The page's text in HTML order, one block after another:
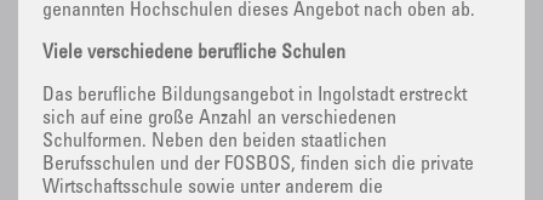
genannten Hochschulen dieses Angebot nach oben ab.
Viele verschiedene berufliche Schulen
Das berufliche Bildungsangebot in Ingolstadt erstreckt
sich auf eine große Anzahl an verschiedenen
Schulformen. Neben den beiden staatlichen
Berufsschulen und der FOSBOS, finden sich die private
Wirtschaftsschule sowie unter anderem die